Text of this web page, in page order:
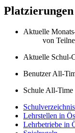
Platzierungen
Aktuelle
von
Aktuelle Schul-
Benutzer All-
Schule All-Time
Schulverzeichnis
Lehrstellen in
Lehrbetriebe in